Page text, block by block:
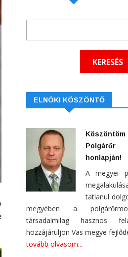
ELNÖKI KÖSZÖNTŐ
honlapján!
A megyei
tatlanul
megyében a
társadalmilag hasznos
hozzájáruljon Vas megye
tovább olvasom...